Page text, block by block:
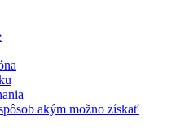
akým možno získať